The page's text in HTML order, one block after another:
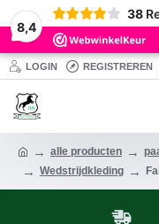
8,4
38
LOGIN REGISTREREN
alle producten
Wedstrijdkleding